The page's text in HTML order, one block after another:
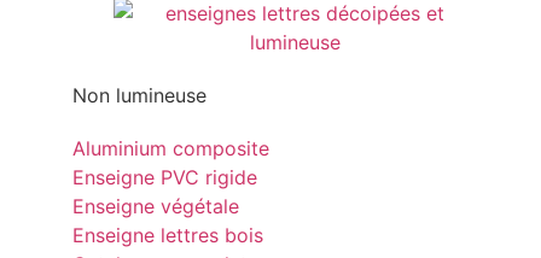
Non lumineuse
Aluminium composite
Enseigne PVC rigide
Enseigne végétale
Enseigne lettres bois